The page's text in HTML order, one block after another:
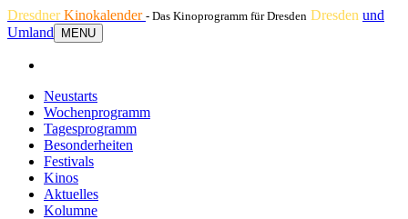
DresdnerKinokalender - Das Kinoprogramm für Dresden Dresden und
Umland
MENU
Neustarts
Wochenprogramm
Tagesprogramm
Besonderheiten
Festivals
Kinos
Aktuelles
Kolumne